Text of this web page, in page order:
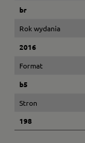
br
Rok wydania
2016
Format
b5
Stron
198